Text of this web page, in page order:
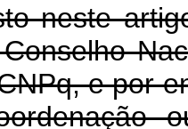
neste
e por